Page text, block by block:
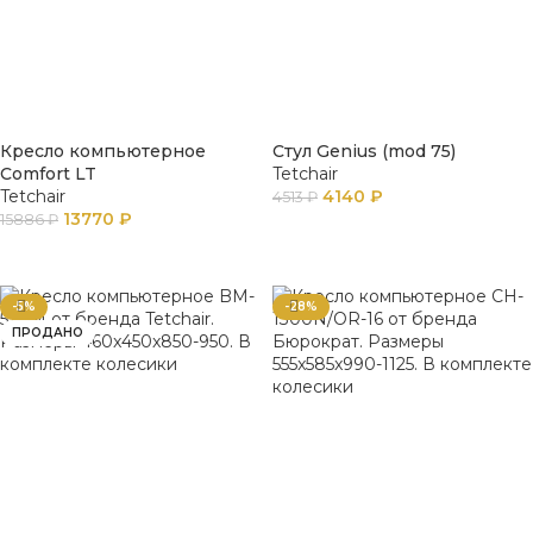
Кресло компьютерное
Comfort LT
Tetchair
15886₽ 13770 ₽
Стул Genius (mod 75)
Tetchair
4513₽ 4140 ₽
-5%
ПРОДАНО
-28%